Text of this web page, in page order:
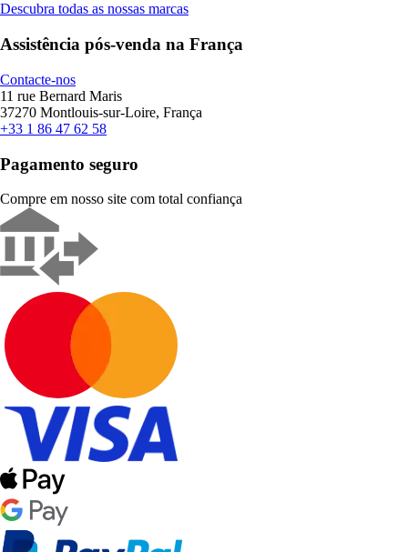
Descubra todas as nossas marcas
Assistência pós-venda na França
Contacte-nos
11 rue Bernard Maris
37270 Montlouis-sur-Loire, França
+33 1 86 47 62 58
Pagamento seguro
Compre em nosso site com total confiança